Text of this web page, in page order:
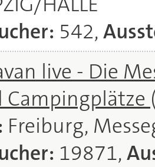
542,
live - Die
Campingplätze
Freiburg,
19871,